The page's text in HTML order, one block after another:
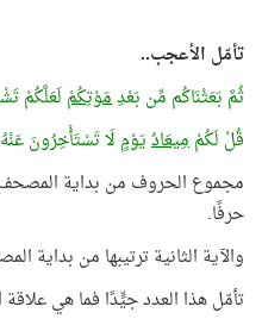
تأمّل الأعجب..
ثُمَّ بَعَثْنَاكُم مِّن بَعْدِمَوْتِكُمْلَعَلَّكُمْ
قُلْ لَكُمْمِيعَادُيَوْمٍ لَا تَسْتَأْخِرُونَ
مجموع الحروف من بداية المصحف
حرفًا.
والآية الثانية ترتيبها من بداية
تأمّل هذا العدد جيٍّدًا فما هي علاقة